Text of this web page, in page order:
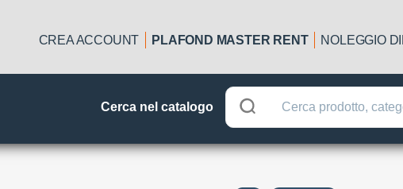
CREA ACCOUNT PLAFOND MASTER RENT NOLEGGIO
Cerca nel catalogo